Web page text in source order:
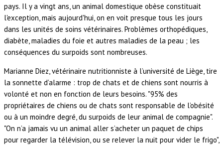
pays. Il y a vingt ans, un animal domestique obèse constituait
l'exception, mais aujourd'hui, on en voit presque tous les jours
dans les unités de soins vétérinaires. Problèmes orthopédiques,
diabète, maladies du foie et autres maladies de la peau ; les
conséquences du surpoids sont nombreuses.
Marianne Diez, vétérinaire nutritionniste à l’université de Liège, tire
la sonnette d’alarme : trop de chats et de chiens sont nourris à
volonté et non en fonction de leurs besoins. "95% des
propriétaires de chiens ou de chats sont responsable de l’obésité
ou à un moindre degré, du surpoids de leur animal de compagnie".
"On n’a jamais vu un animal aller s’acheter un paquet de chips
pour regarder la télévision, ou se relever la nuit pour vider le frigo",